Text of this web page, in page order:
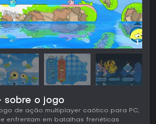
sobre o jogo
de ação multiplayer caótico para PC,
enfrentam em batalhas frenéticas